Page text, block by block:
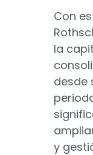
Con
la
desde
y